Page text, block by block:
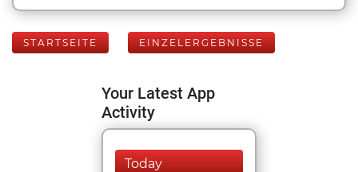
STARTSEITE EINZELERGEBNISSE
Your Latest App
Activity
Today